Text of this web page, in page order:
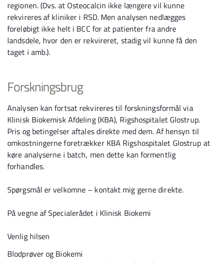
regionen. (Dvs. at Osteocalcin ikke længere vil kunne
rekvireres af kliniker i RSD. Men analysen nedlægges
foreløbigt ikke helt i BCC for at patienter fra andre
landsdele, hvor den er rekvireret, stadig vil kunne få den
taget i amb.).
Forskningsbrug
Analysen kan fortsat rekvireres til forskningsformål via
Klinisk Biokemisk Afdeling (KBA), Rigshospitalet Glostrup.
Pris og betingelser aftales direkte med dem. Af hensyn til
omkostningerne foretrækker KBA Rigshospitalet Glostrup at
køre analyserne i batch, men dette kan formentlig
forhandles.
Spørgsmål er velkomne – kontakt mig gerne direkte.
På vegne af Specialerådet i Klinisk Biokemi
Venlig hilsen
Blodprøver og Biokemi